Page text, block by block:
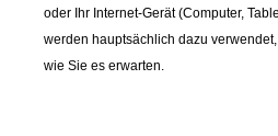
das "vernünftige" Minimum zu sein.
100 Newton ist eine Weste mit
und vor allem gewährleistet sie das
In den
oder Ihr Internet-Gerät (Computer,
werden hauptsächlich dazu
wie Sie es erwarten.